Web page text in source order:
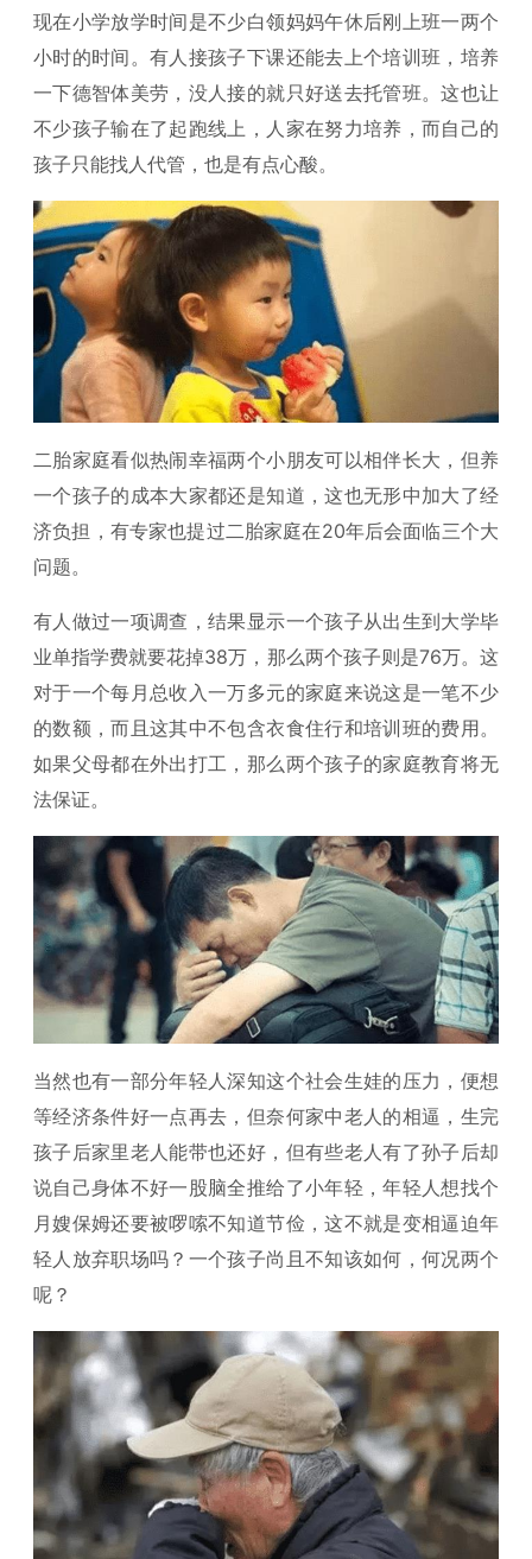
现在小学放学时间是不少白领妈妈午休后刚上班一两个
小时的时间。有人接孩子下课还能去上个培训班，培养
一下德智体美劳，没人接的就只好送去托管班。这也让
不少孩子输在了起跑线上，人家在努力培养，而自己的
孩子只能找人代管，也是有点心酸。
二胎家庭看似热闹幸福两个小朋友可以相伴长大，但养
一个孩子的成本大家都还是知道，这也无形中加大了经
济负担，有专家也提过二胎家庭在20年后会面临三个大
问题。
有人做过一项调查，结果显示一个孩子从出生到大学毕
业单指学费就要花掉38万，那么两个孩子则是76万。这
对于一个每月总收入一万多元的家庭来说这是一笔不少
的数额，而且这其中不包含衣食住行和培训班的费用。
如果父母都在外出打工，那么两个孩子的家庭教育将无
法保证。
当然也有一部分年轻人深知这个社会生娃的压力，便想
等经济条件好一点再去，但奈何家中老人的相逼，生完
孩子后家里老人能带也还好，但有些老人有了孙子后却
说自己身体不好一股脑全推给了小年轻，年轻人想找个
月嫂保姆还要被啰嗦不知道节俭，这不就是变相逼迫年
轻人放弃职场吗？一个孩子尚且不知该如何，何况两个
呢？